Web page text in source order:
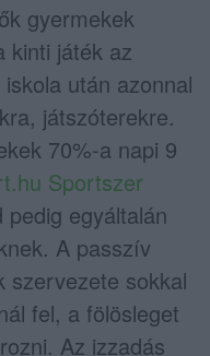
gyermekek
kinti játék az
után azonnal
játszóterekre.
70%-a napi 9
Sportszer
egyáltalán
A passzív
szervezete sokkal
fel, a fölösleget
Az izzadás